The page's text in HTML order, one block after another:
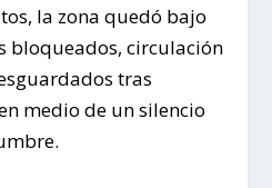
la zona quedó bajo
bloqueados, circulación
tras
medio de un silencio